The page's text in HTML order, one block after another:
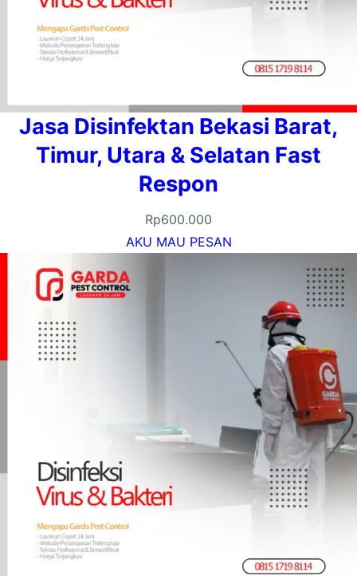
Jasa Disinfektan Bekasi Barat,
Timur, Utara & Selatan Fast
Respon
Rp600.000
AKU MAU PESAN